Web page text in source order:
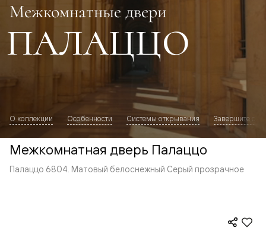
Межкомнатные двери
ПАЛАЦЦО
О коллекции Особенности Системы открывания Завершите
Межкомнатная дверь Палаццо
Палаццо 6804. Матовый белоснежный Серый прозрачное